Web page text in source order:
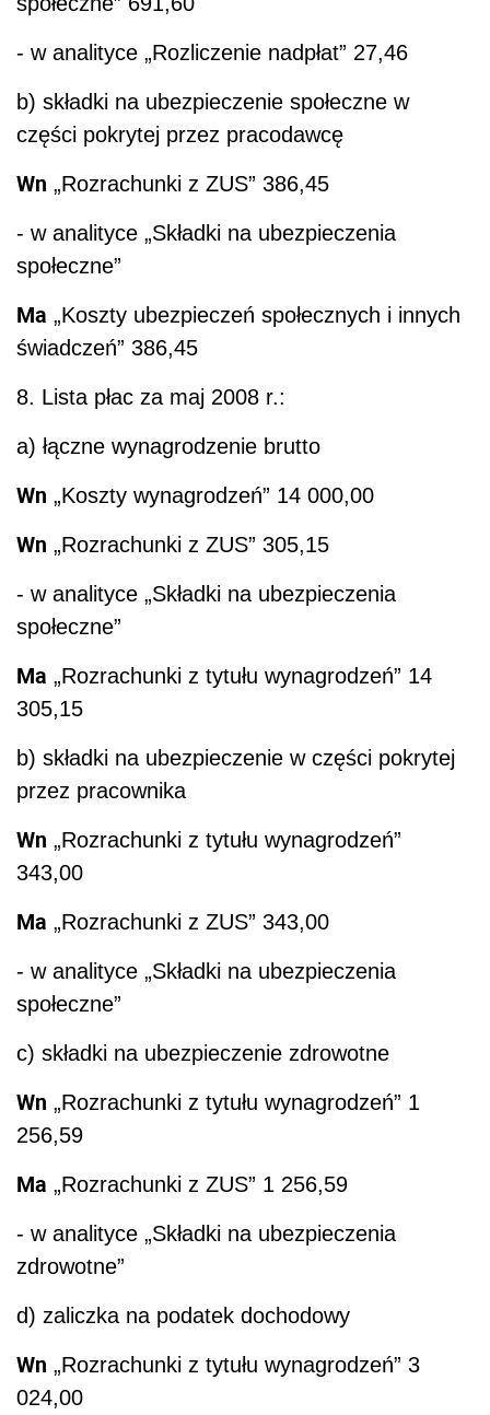
- w analityce „Rozliczenie nadpłat” 27,46
b) składki na ubezpieczenie społeczne w
części pokrytej przez pracodawcę
Wn „Rozrachunki z ZUS” 386,45
- w analityce „Składki na ubezpieczenia
społeczne”
Ma „Koszty ubezpieczeń społecznych i innych
świadczeń” 386,45
8. Lista płac za maj 2008 r.:
a) łączne wynagrodzenie brutto
Wn „Koszty wynagrodzeń” 14 000,00
Wn „Rozrachunki z ZUS” 305,15
- w analityce „Składki na ubezpieczenia
społeczne”
Ma „Rozrachunki z tytułu wynagrodzeń” 14
305,15
b) składki na ubezpieczenie w części pokrytej
przez pracownika
Wn „Rozrachunki z tytułu wynagrodzeń”
343,00
Ma „Rozrachunki z ZUS” 343,00
- w analityce „Składki na ubezpieczenia
społeczne”
c) składki na ubezpieczenie zdrowotne
Wn „Rozrachunki z tytułu wynagrodzeń” 1
256,59
Ma „Rozrachunki z ZUS” 1 256,59
- w analityce „Składki na ubezpieczenia
zdrowotne”
d) zaliczka na podatek dochodowy
Wn „Rozrachunki z tytułu wynagrodzeń” 3
024,00